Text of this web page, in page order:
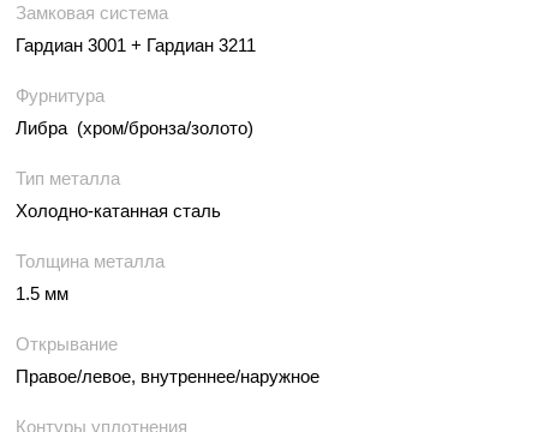
Замковая система
Гардиан 3001 + Гардиан 3211
Фурнитура
Либра (хром/бронза/золото)
Тип металла
Холодно-катанная сталь
Толщина металла
1.5 мм
Открывание
Правое/левое, внутреннее/наружное
Контуры уплотнения